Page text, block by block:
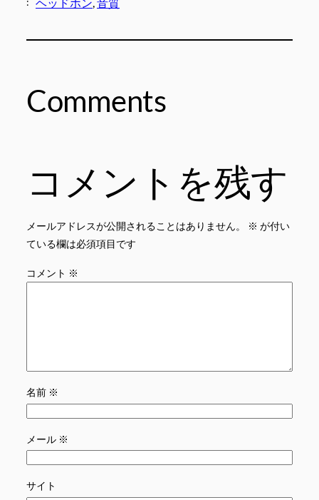
ヘッドホン, 音質
Comments
コメントを残す
メールアドレスが公開されることはありません。 ※ が付い
ている欄は必須項目です
コメント ※
名前 ※
メール ※
サイト